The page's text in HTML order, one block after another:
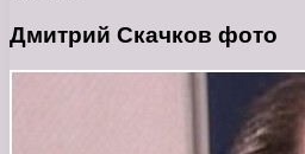
Дмитрий Скачков фото